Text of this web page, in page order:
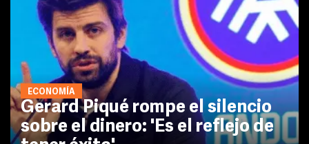
ECONOMÍA
Gerard Piqué rompe el silencio
sobre el dinero: 'Es el reflejo de